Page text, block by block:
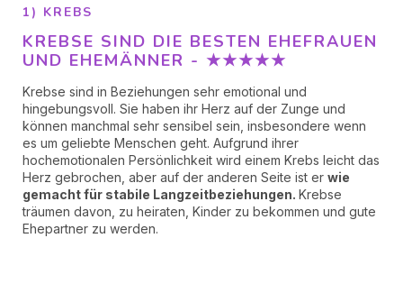
1) KREBS
KREBSE SIND DIE BESTEN EHEFRAUEN
UND EHEMÄNNER - ★★★★★
Krebse sind in Beziehungen sehr emotional und
hingebungsvoll. Sie haben ihr Herz auf der Zunge und
können manchmal sehr sensibel sein, insbesondere wenn
es um geliebte Menschen geht. Aufgrund ihrer
hochemotionalen Persönlichkeit wird einem Krebs leicht das
Herz gebrochen, aber auf der anderen Seite ist er wie
gemacht für stabile Langzeitbeziehungen. Krebse
träumen davon, zu heiraten, Kinder zu bekommen und gute
Ehepartner zu werden.